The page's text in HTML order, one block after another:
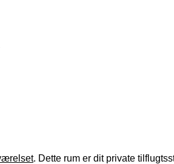
. Dette rum er dit private